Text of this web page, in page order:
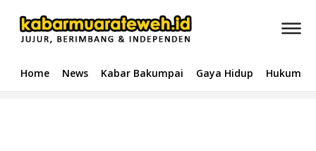
Home News Kabar Bakumpai Gaya Hidup Hukum &